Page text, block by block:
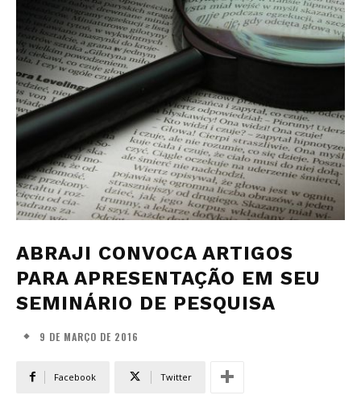
ABRAJI CONVOCA ARTIGOS
PARA APRESENTAÇÃO EM SEU
SEMINÁRIO DE PESQUISA
9 DE MARÇO DE 2016
Facebook Twitter